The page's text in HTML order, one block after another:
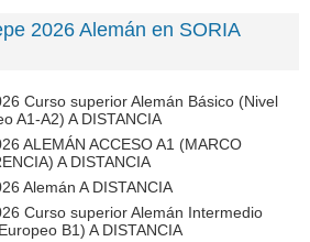
2026 Alemán en SORIA
Curso superior Alemán Básico (Nivel
A1-A2) A DISTANCIA
ALEMÁN ACCESO A1 (MARCO
A DISTANCIA
Alemán A DISTANCIA
Curso superior Alemán Intermedio
B1) A DISTANCIA